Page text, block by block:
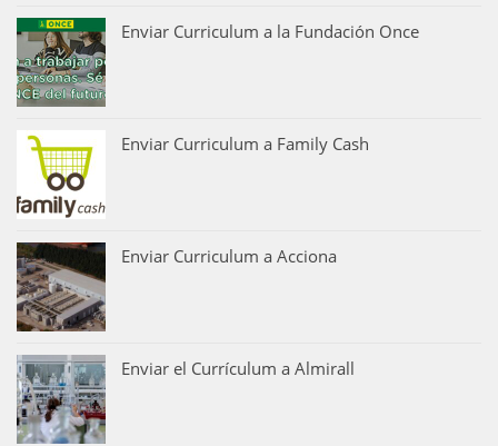
Enviar Curriculum a la Fundación Once
Enviar Curriculum a Family Cash
Enviar Curriculum a Acciona
Enviar el Currículum a Almirall